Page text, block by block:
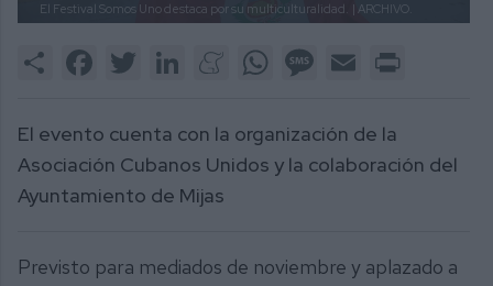
El Festival Somos Uno destaca por su multiculturalidad. | ARCHIVO.
Share FacebookTwitter LinkedInMeneameWhatsAppMessage
Email
El evento cuenta con la organización de la
Asociación Cubanos Unidos y la colaboración del
Ayuntamiento de Mijas
Previsto para mediados de noviembre y aplazado a